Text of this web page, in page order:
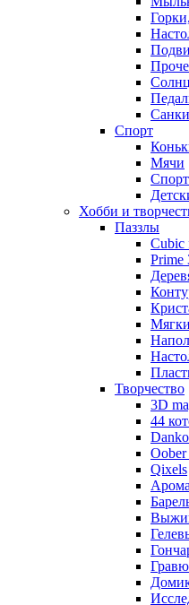
Спорт
Мячи
Хобби и
Паззлы
Cubic
Prime
Творчество
3D
44
Oober
Qixels